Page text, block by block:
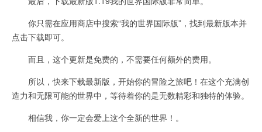
你只需在应用商店中搜索“我的世界国际版”，找到最新版本并
点击下载即可。
而且，这个更新是免费的，不需要任何额外的费用。
所以，快来下载最新版，开始你的冒险之旅吧！在这个充满创
造力和无限可能的世界中，等待着你的是无数精彩和独特的体验。
相信我，你一定会爱上这个全新的世界！。